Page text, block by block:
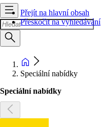
Přejít na hlavní obsah
Přeskočit na vyhledávání
Speciální nabídky
Speciální nabídky